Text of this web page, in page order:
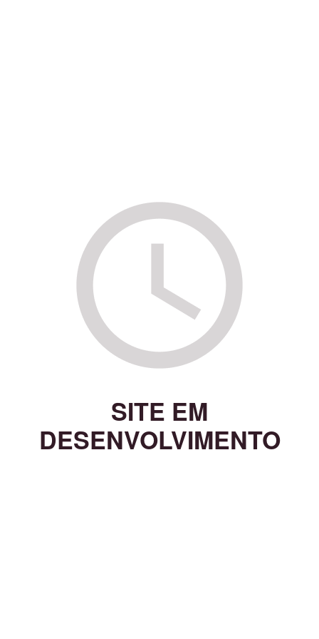
SITE EM
DESENVOLVIMENTO